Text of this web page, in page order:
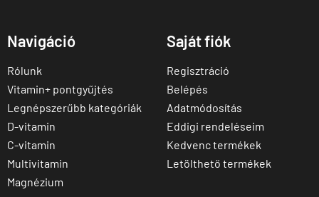
Navigáció
Rólunk
Vitamin+ pontgyűjtés
Legnépszerűbb kategóriák
D-vitamin
C-vitamin
Multivitamin
Magnézium
Saját fiók
Regisztráció
Belépés
Adatmódosítás
Eddigi rendeléseim
Kedvenc termékek
Letölthető termékek